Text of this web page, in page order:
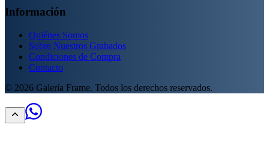
Información
Quiénes Somos
Sobre Nuestros Grabados
Condiciones de Compra
Contacto
© 2026 Galería Frame. Todos los derechos reservados.